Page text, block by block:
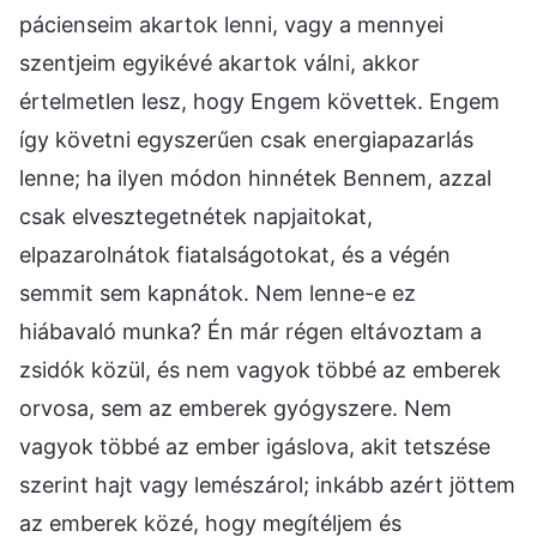
pácienseim akartok lenni, vagy a mennyei
szentjeim egyikévé akartok válni, akkor
értelmetlen lesz, hogy Engem követtek. Engem
így követni egyszerűen csak energiapazarlás
lenne; ha ilyen módon hinnétek Bennem, azzal
csak elvesztegetnétek napjaitokat,
elpazarolnátok fiatalságotokat, és a végén
semmit sem kapnátok. Nem lenne-e ez
hiábavaló munka? Én már régen eltávoztam a
zsidók közül, és nem vagyok többé az emberek
orvosa, sem az emberek gyógyszere. Nem
vagyok többé az ember igáslova, akit tetszése
szerint hajt vagy lemészárol; inkább azért jöttem
az emberek közé, hogy megítéljem és